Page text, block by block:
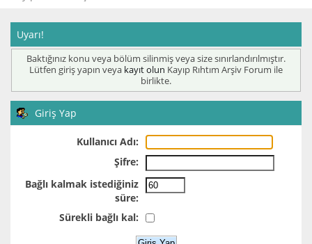
Uyarı!
Baktığınız konu veya bölüm silinmiş veya size sınırlandırılmıştır.
Lütfen giriş yapın veya kayıt olun Kayıp Rıhtım Arşiv Forum ile
birlikte.
Giriş Yap
Kullanıcı Adı:
Şifre:
Bağlı kalmak istediğiniz
süre:
Sürekli bağlı kal: